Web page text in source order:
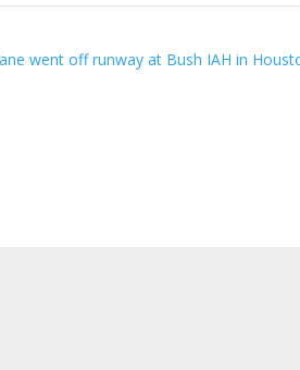
went off runway at Bush IAH in